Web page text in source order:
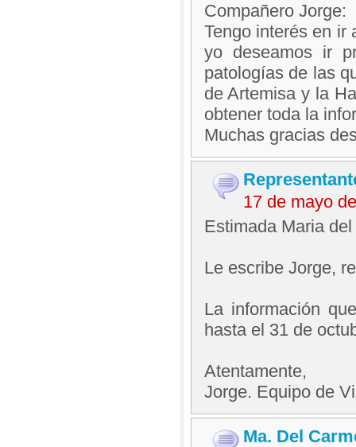
Compañero Jorge:
Tengo interés en ir
yo deseamos ir
patologías de las
de Artemisa y la
obtener toda la
Muchas gracias
17 de mayo
Estimada Maria
Le escribe Jorge,
La información
hasta el 31 de
Atentamente,
Jorge. Equipo de
Ma. Del